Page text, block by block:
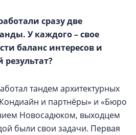
сразу две
У каждого – свое
баланс интересов и
тандем архитектурных
и партнёры» и «Бюро
Новосадюком, выходцем
были свои задачи. Первая